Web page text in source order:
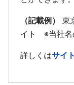
（記載例）
東
イト ※当社名
詳しくはサイ